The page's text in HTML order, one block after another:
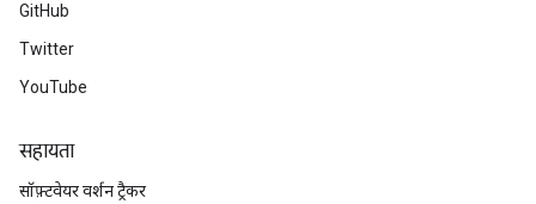
GitHub
Twitter
YouTube
सहायता
सॉफ़्टवेयर वर्शन ट्रैकर